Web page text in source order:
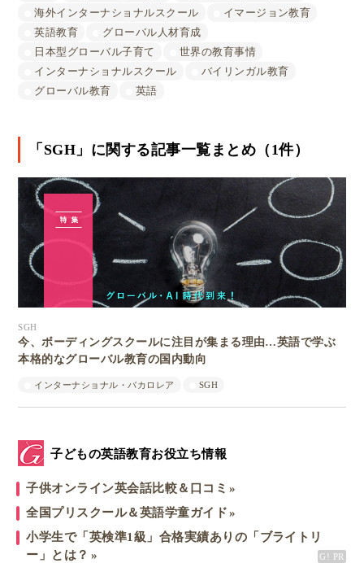
海外インターナショナルスクール
イマージョン教育
英語教育
グローバル人材育成
日本型グローバル子育て
世界の教育事情
インターナショナルスクール
バイリンガル教育
グローバル教育
英語
「SGH」に関する記事一覧まとめ（1件）
SGH
今、ボーディングスクールに注目が集まる理由…英語で学ぶ
本格的なグローバル教育の国内動向
インターナショナル・バカロレア SGH
子どもの英語教育お役立ち情報
子供オンライン英会話比較＆口コミ
全国プリスクール＆英語学童ガイド
小学生で「英検準1級」合格実績ありの「ブライトリ
ー」とは？